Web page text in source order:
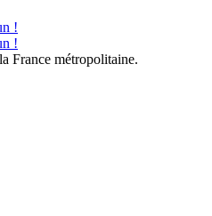
!
!
France métropolitaine.